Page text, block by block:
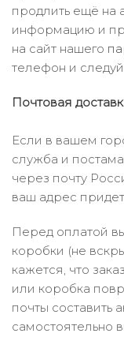
продлить ещё на
информацию и
на сайт нашего
телефон и
Почтовая
Если в вашем
служба и
через почту
ваш адрес
Перед оплатой
коробки (не
кажется, что
или коробка
почты составить
самостоятельно